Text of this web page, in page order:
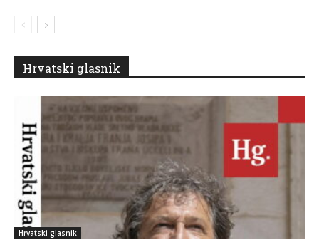
Hrvatski glasnik
Hrvatski glasnik